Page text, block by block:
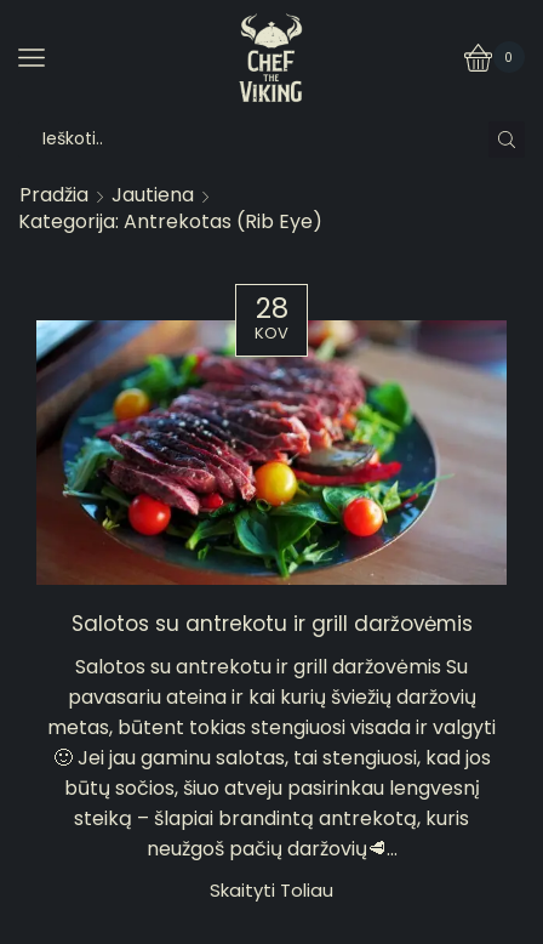
0
Pradžia
Jautiena
Kategorija: Antrekotas (Rib Eye)
28
KOV
Salotos su antrekotu ir grill daržovėmis
Salotos su antrekotu ir grill daržovėmis Su
pavasariu ateina ir kai kurių šviežių daržovių
metas, būtent tokias stengiuosi visada ir valgyti
🙂 Jei jau gaminu salotas, tai stengiuosi, kad jos
būtų sočios, šiuo atveju pasirinkau lengvesnį
steiką – šlapiai brandintą antrekotą, kuris
neužgoš pačių daržovių🥩...
Skaityti Toliau